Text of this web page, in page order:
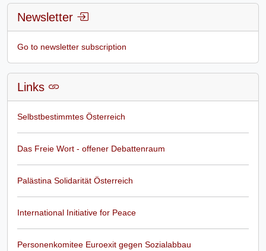
Newsletter
Go to newsletter subscription
Links
Selbstbestimmtes Österreich
Das Freie Wort - offener Debattenraum
Palästina Solidarität Österreich
International Initiative for Peace
Personenkomitee Euroexit gegen Sozialabbau